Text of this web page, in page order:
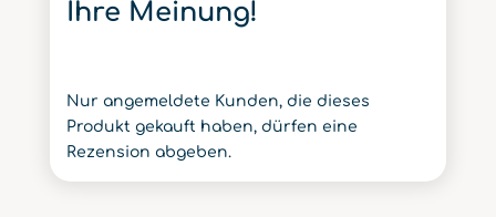
Ihre Meinung!
Nur angemeldete Kunden, die dieses
Produkt gekauft haben, dürfen eine
Rezension abgeben.